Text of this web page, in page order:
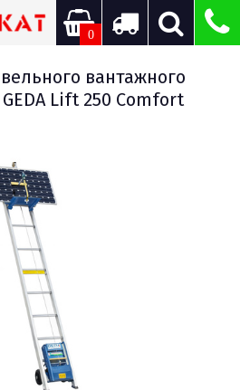
0
вантажного
Lift 250 Comfort